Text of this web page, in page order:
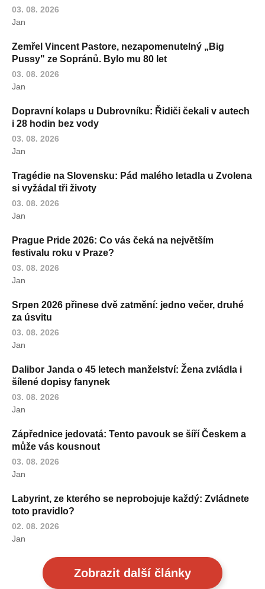
03. 08. 2026
Jan
Zemřel Vincent Pastore, nezapomenutelný „Big
Pussy" ze Sopránů. Bylo mu 80 let
03. 08. 2026
Jan
Dopravní kolaps u Dubrovníku: Řidiči čekali v autech
i 28 hodin bez vody
03. 08. 2026
Jan
Tragédie na Slovensku: Pád malého letadla u Zvolena
si vyžádal tři životy
03. 08. 2026
Jan
Prague Pride 2026: Co vás čeká na největším
festivalu roku v Praze?
03. 08. 2026
Jan
Srpen 2026 přinese dvě zatmění: jedno večer, druhé
za úsvitu
03. 08. 2026
Jan
Dalibor Janda o 45 letech manželství: Žena zvládla i
šílené dopisy fanynek
03. 08. 2026
Jan
Zápřednice jedovatá: Tento pavouk se šíří Českem a
může vás kousnout
03. 08. 2026
Jan
Labyrint, ze kterého se neprobojuje každý: Zvládnete
toto pravidlo?
02. 08. 2026
Jan
Zobrazit další články